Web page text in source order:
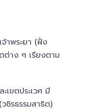
าพระยา (ฝั่ง
ต่าง ๆ เรียงตาม
เขตประเวศ มี
ชิรธรรมสาธิต)